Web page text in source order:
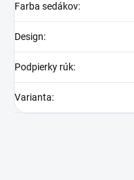
Farba sedákov:
Design:
Podpierky rúk:
Varianta: